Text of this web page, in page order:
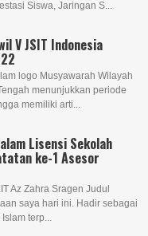
Siswa, Jaringan S...
V JSIT Indonesia
logo Musyawarah Wilayah
menunjukkan periode
memiliki arti...
Lisensi Sekolah
ke-1 Asesor
Az Zahra Sragen Judul
saya hari ini. Hadir sebagai
terp...